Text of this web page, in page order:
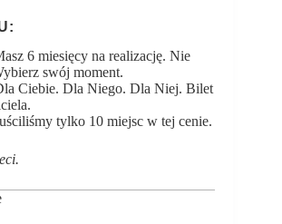
6 miesięcy na realizację. Nie
swój moment.
Ciebie. Dla Niego. Dla Niej. Bilet
tylko 10 miejsc w tej cenie.